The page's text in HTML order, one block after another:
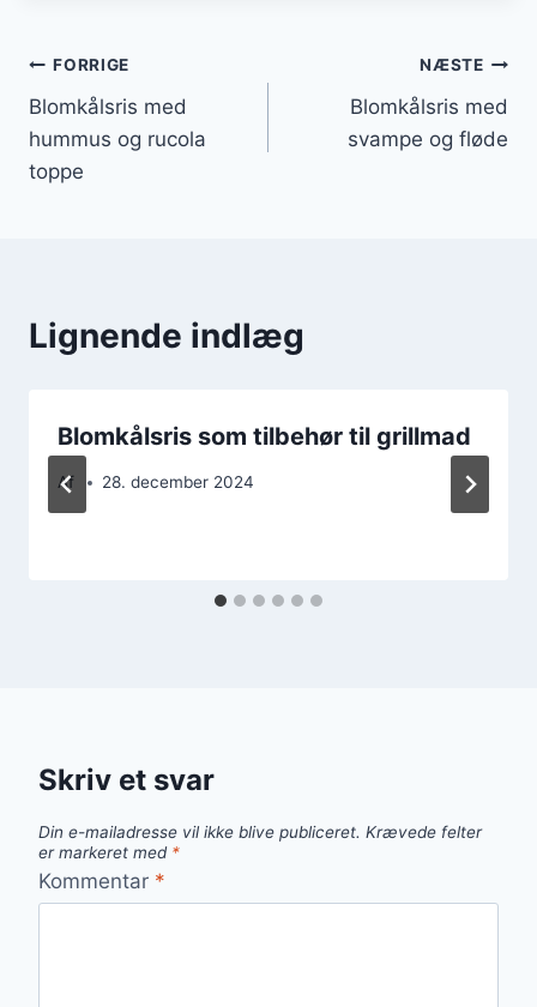
Indlægsnavigation
FORRIGE
Blomkålsris med
hummus og rucola
toppe
NÆSTE
Blomkålsris med
svampe og fløde
Lignende indlæg
Blomkålsris som tilbehør til grillmad
Af 28. december 2024
Skriv et svar
Din e-mailadresse vil ikke blive publiceret. Krævede felter
er markeret med *
Kommentar *